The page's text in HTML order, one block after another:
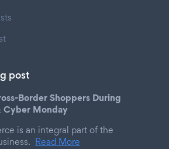
post
Border Shoppers During
Cyber Monday
is an integral part of the
Read More